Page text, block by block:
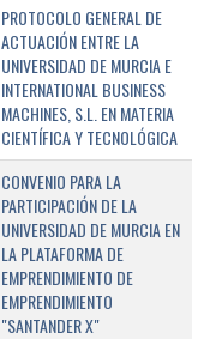
PROTOCOLO GENERAL DE
ACTUACIÓN ENTRE LA
UNIVERSIDAD DE MURCIA E
INTERNATIONAL BUSINESS
MACHINES, S.L. EN MATERIA
CIENTÍFICA Y TECNOLÓGICA
CONVENIO PARA LA
PARTICIPACIÓN DE LA
UNIVERSIDAD DE MURCIA EN
LA PLATAFORMA DE
EMPRENDIMIENTO DE
EMPRENDIMIENTO
"SANTANDER X"